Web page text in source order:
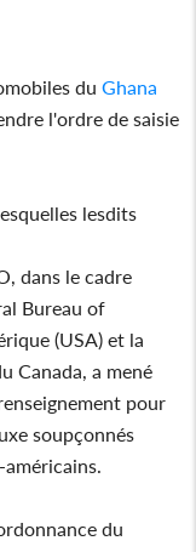
duGhana
l'ordre de saisie
lesdits
dans le cadre
Bureau of
(USA) et la
Canada, a mené
pour
soupçonnés
du